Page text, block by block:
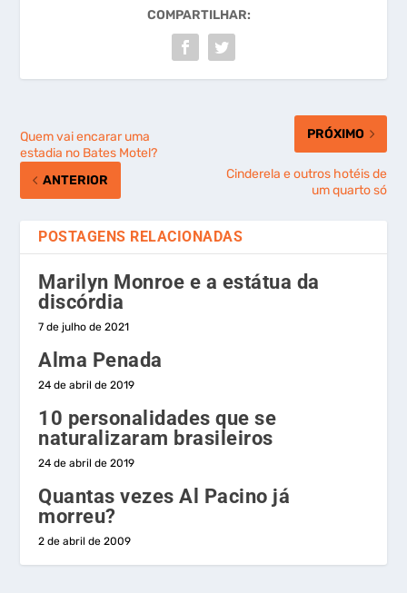
COMPARTILHAR:
Quem vai encarar uma
estadia no Bates Motel?
ANTERIOR
PRÓXIMO
Cinderela e outros hotéis de
um quarto só
POSTAGENS RELACIONADAS
Marilyn Monroe e a estátua da
discórdia
7 de julho de 2021
Alma Penada
24 de abril de 2019
10 personalidades que se
naturalizaram brasileiros
24 de abril de 2019
Quantas vezes Al Pacino já
morreu?
2 de abril de 2009